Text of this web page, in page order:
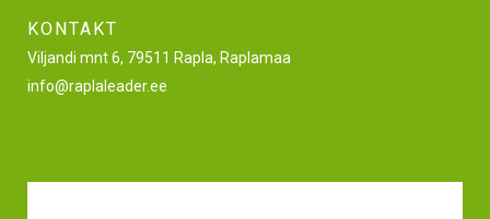
KONTAKT
Viljandi mnt 6, 79511 Rapla, Raplamaa
info@raplaleader.ee